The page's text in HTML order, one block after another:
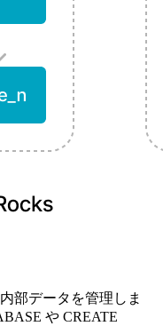
部データを管理しま
や CREATE